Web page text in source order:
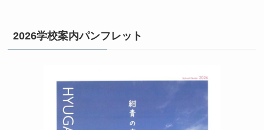
2026学校案内パンフレット